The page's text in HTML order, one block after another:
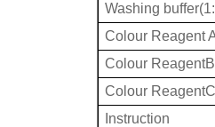
Washing
Colour Reagent
Colour ReagentB
Colour ReagentC
Instruction